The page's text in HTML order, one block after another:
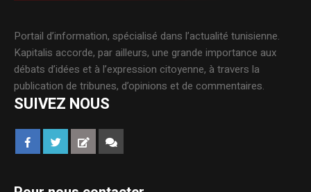
Portail d’information, spécialisé dans l’actualité tunisienne.
Kapitalis accorde, par ailleurs, une grande importance aux
débats d’idées et à l’expression citoyenne, à travers la
publication de tribunes, d’opinions et de commentaires.
SUIVEZ NOUS